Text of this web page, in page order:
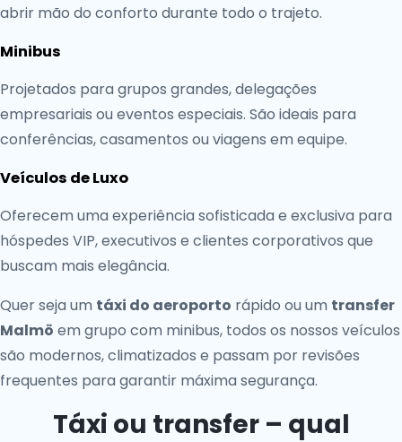
abrir mão do conforto durante todo o trajeto.
Minibus
Projetados para grupos grandes, delegações
empresariais ou eventos especiais. São ideais para
conferências, casamentos ou viagens em equipe.
Veículos de Luxo
Oferecem uma experiência sofisticada e exclusiva para
hóspedes VIP, executivos e clientes corporativos que
buscam mais elegância.
Quer seja um táxi do aeroporto rápido ou um transfer
Malmö em grupo com minibus, todos os nossos veículos
são modernos, climatizados e passam por revisões
frequentes para garantir máxima segurança.
Táxi ou transfer – qual